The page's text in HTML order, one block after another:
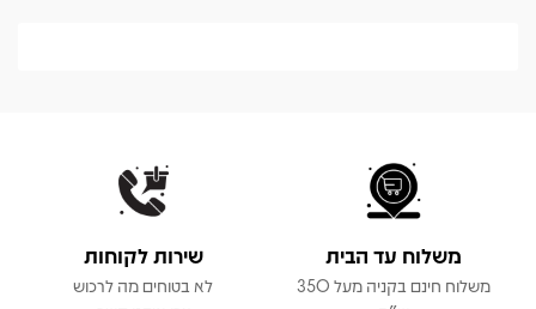
משלוח עד הבית
משלוח חינם בקניה מעל 350
שירות לקוחות
לא בטוחים מה לרכוש